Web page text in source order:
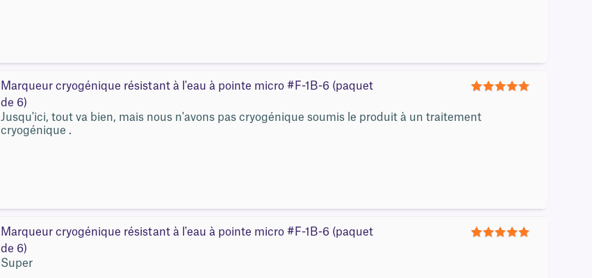
Marqueur cryogénique résistant à l'eau à pointe micro #F-1B-6 (paquet
de 6)
Jusqu'ici, tout va bien, mais nous n'avons pas cryogénique soumis le produit à un traitement
cryogénique .
Marqueur cryogénique résistant à l'eau à pointe micro #F-1B-6 (paquet
de 6)
Super